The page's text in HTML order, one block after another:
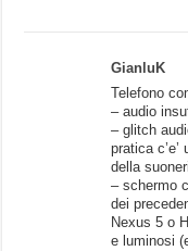
GianluK
Telefono
– audio
– glitch
pratica c’e’
della
– schermo
dei
Nexus 5 o
e luminosi